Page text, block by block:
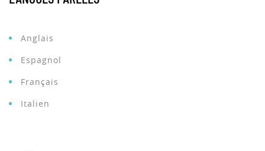
Anglais
Espagnol
Français
Italien